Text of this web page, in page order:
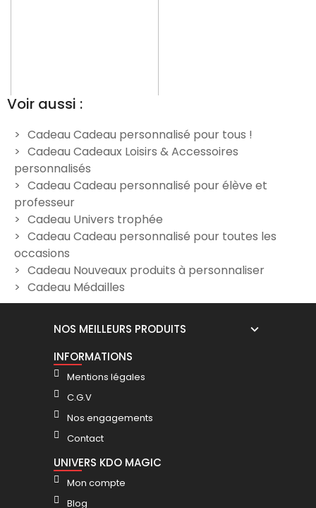
Trophée récompense en
verre personnalisé verticale
- Modèle Noir
29,90 €
- Modèle Bleu
Voir aussi :
Cadeau Cadeau personnalisé pour tous !
Cadeau Cadeaux Loisirs & Accessoires
personnalisés
Cadeau Cadeau personnalisé pour élève et
professeur
Cadeau Univers trophée
Cadeau Cadeau personnalisé pour toutes les
occasions
Cadeau Nouveaux produits à personnaliser
Cadeau Médailles
NOS MEILLEURS PRODUITS
INFORMATIONS
Mentions légales
C.G.V
Nos engagements
Contact
UNIVERS KDO MAGIC
Mon compte
Blog